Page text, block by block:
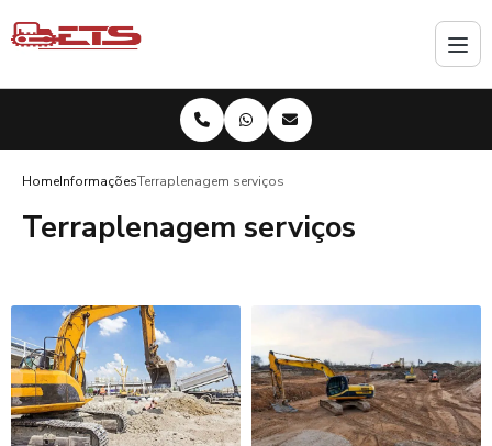
HomeInformaçõesTerraplenagem serviços
Terraplenagem serviços